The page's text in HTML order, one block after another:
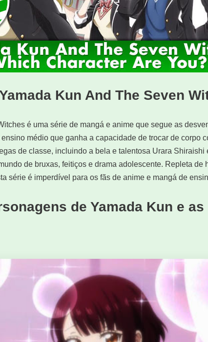
Kun And The Seven
é uma série de mangá e anime que segue as
médio que ganha a capacidade de trocar de corpo
de classe, incluindo a bela e talentosa Urara Shiraishi
de bruxas, feitiços e drama adolescente. Repleta de
série é imperdível para os fãs de anime e mangá de
de Yamada Kun e